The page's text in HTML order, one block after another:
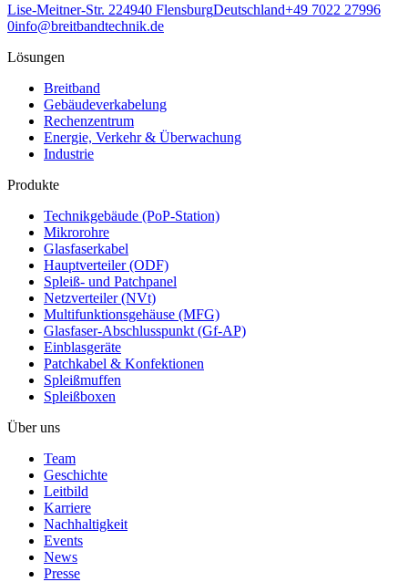
Lise-Meitner-Str. 224940 FlensburgDeutschland+49 7022 27996
0info@breitbandtechnik.de
Lösungen
Breitband
Gebäudeverkabelung
Rechenzentrum
Energie, Verkehr & Überwachung
Industrie
Produkte
Technikgebäude (PoP-Station)
Mikrorohre
Glasfaserkabel
Hauptverteiler (ODF)
Spleiß- und Patchpanel
Netzverteiler (NVt)
Multifunktionsgehäuse (MFG)
Glasfaser-Abschlusspunkt (Gf-AP)
Einblasgeräte
Patchkabel & Konfektionen
Spleißmuffen
Spleißboxen
Über uns
Team
Geschichte
Leitbild
Karriere
Nachhaltigkeit
Events
News
Presse